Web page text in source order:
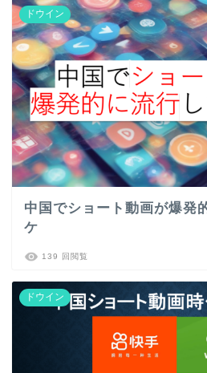
ドウイン
中国でショート動画が爆発
ケ
139 回閲覧
ドウイン